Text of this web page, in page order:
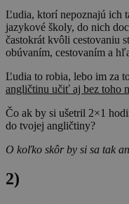
Ľudia, ktorí nepoznajú ich
jazykové školy, do nich
častokrát kvôli cestovaniu
obúvaním, cestovaním a
Ľudia to robia, lebo im za
angličtinu učiť aj bez toho
Čo ak by si ušetril 2×1
do tvojej angličtiny?
O koľko skôr by si sa tak
2)